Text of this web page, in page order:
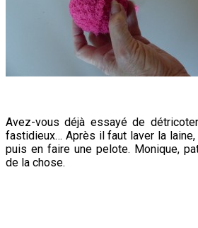
Avez-vous déjà essayé de
fastidieux… Après il faut laver la laine,
puis en faire une pelote. Monique,
de la chose.